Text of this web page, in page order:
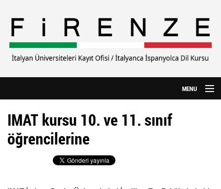
MENU
Hakkımızda
IMAT kursu 10. ve 11. sınıf
öğrencilerine